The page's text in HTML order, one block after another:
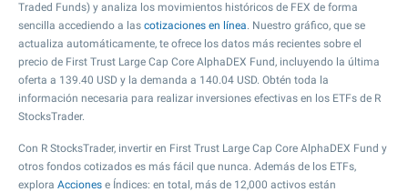
Traded Funds) y analiza los movimientos históricos de FEX de forma
sencilla accediendo a las cotizaciones en línea. Nuestro gráfico, que se
actualiza automáticamente, te ofrece los datos más recientes sobre el
precio de First Trust Large Cap Core AlphaDEX Fund, incluyendo la última
oferta a 139.40 USD y la demanda a 140.04 USD. Obtén toda la
información necesaria para realizar inversiones efectivas en los ETFs de R
StocksTrader.
Con R StocksTrader, invertir en First Trust Large Cap Core AlphaDEX Fund y
otros fondos cotizados es más fácil que nunca. Además de los ETFs,
explora Acciones e Índices: en total, más de 12,000 activos están